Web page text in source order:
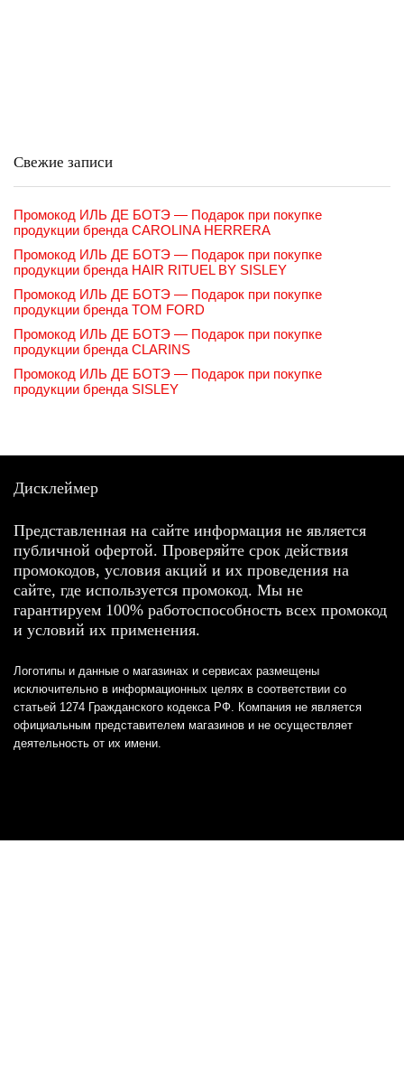
Свежие записи
Промокод ИЛЬ ДЕ БОТЭ — Подарок при покупке
продукции бренда CAROLINA HERRERA
Промокод ИЛЬ ДЕ БОТЭ — Подарок при покупке
продукции бренда HAIR RITUEL BY SISLEY
Промокод ИЛЬ ДЕ БОТЭ — Подарок при покупке
продукции бренда TOM FORD
Промокод ИЛЬ ДЕ БОТЭ — Подарок при покупке
продукции бренда CLARINS
Промокод ИЛЬ ДЕ БОТЭ — Подарок при покупке
продукции бренда SISLEY
Дисклеймер
Представленная на сайте информация не является
публичной офертой. Проверяйте срок действия
промокодов, условия акций и их проведения на
сайте, где используется промокод. Мы не
гарантируем 100% работоспособность всех промокод
и условий их применения.
Логотипы и данные о магазинах и сервисах размещены
исключительно в информационных целях в соответствии со
статьей 1274 Гражданского кодекса РФ. Компания не является
официальным представителем магазинов и не осуществляет
деятельность от их имени.